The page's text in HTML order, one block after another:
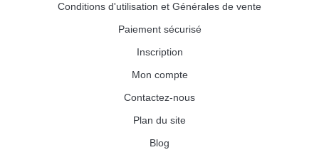
Conditions d'utilisation et Générales de vente
Paiement sécurisé
Inscription
Mon compte
Contactez-nous
Plan du site
Blog